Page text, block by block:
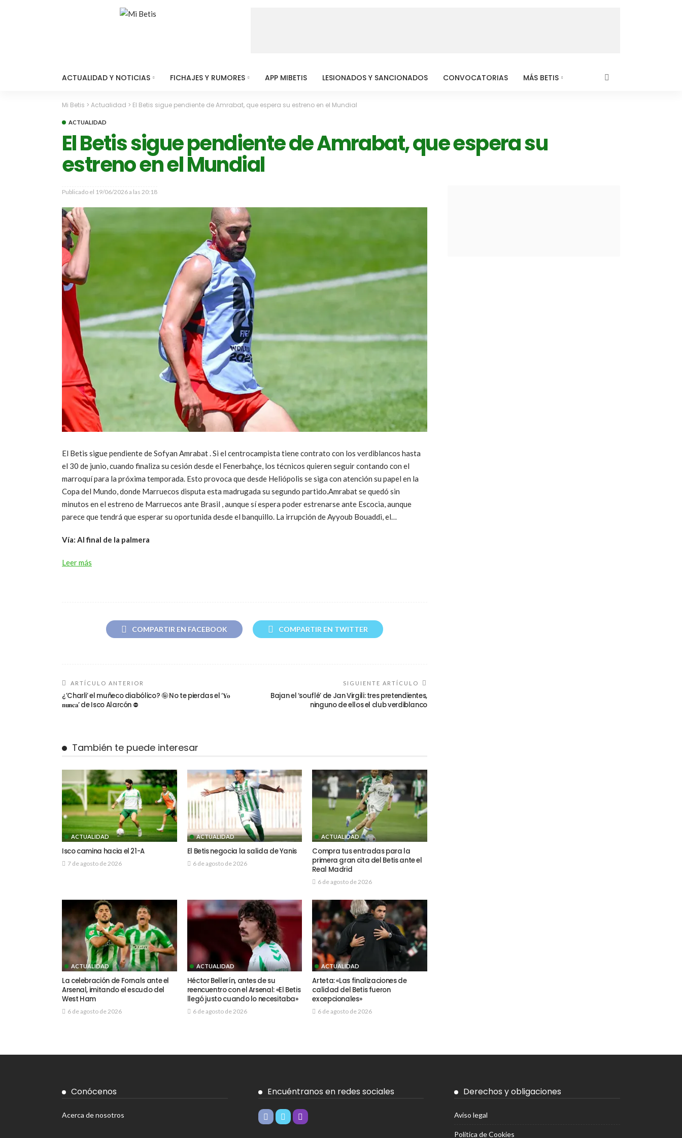
ACTUALIDAD Y NOTICIAS FICHAJES Y RUMORES APP MIBETIS LESIONADOS Y SANCIONADOS CONVOCATORIAS MÁS BETIS
Mi Betis > Actualidad > El Betis sigue pendiente de Amrabat, que espera su estreno en el Mundial
ACTUALIDAD
El Betis sigue pendiente de Amrabat, que espera su
estreno en el Mundial
Publicado el 19/06/2026 a las 20:18
El Betis sigue pendiente de Sofyan Amrabat . Si el centrocampista tiene contrato con los verdiblancos hasta
el 30 de junio, cuando finaliza su cesión desde el Fenerbahçe, los técnicos quieren seguir contando con el
marroquí para la próxima temporada. Esto provoca que desde Heliópolis se siga con atención su papel en la
Copa del Mundo, donde Marruecos disputa esta madrugada su segundo partido.Amrabat se quedó sin
minutos en el estreno de Marruecos ante Brasil , aunque sí espera poder estrenarse ante Escocia, aunque
parece que tendrá que esperar su oportunida desde el banquillo. La irrupción de Ayyoub Bouaddi, el…
Vía: Al final de la palmera
Leer más
COMPARTIR EN FACEBOOK COMPARTIR EN TWITTER
ARTÍCULO ANTERIOR
¿’Charli’ el muñeco diabólico? 🤪 No te pierdas el ‘𝐘𝐨
𝐧𝐮𝐧𝐜𝐚’ de Isco Alarcón ⛔
SIGUIENTE ARTÍCULO
Bajan el ‘souflé’ de Jan Virgili: tres pretendientes,
ninguno de ellos el club verdiblanco
También te puede interesar
ACTUALIDAD
Isco camina hacia el 21-A
7 de agosto de 2026
ACTUALIDAD
El Betis negocia la salida de Yanis
6 de agosto de 2026
ACTUALIDAD
Compra tus entradas para la
primera gran cita del Betis ante el
Real Madrid
6 de agosto de 2026
ACTUALIDAD
La celebración de Fornals ante el
Arsenal, imitando el escudo del
West Ham
6 de agosto de 2026
ACTUALIDAD
Héctor Bellerín, antes de su
reencuentro con el Arsenal: «El Betis
llegó justo cuando lo necesitaba»
6 de agosto de 2026
ACTUALIDAD
Arteta: «Las finalizaciones de
calidad del Betis fueron
excepcionales»
6 de agosto de 2026
Conócenos
Acerca de nosotros
Encuéntranos en redes sociales Derechos y obligaciones
Aviso legal
Política de Cookies